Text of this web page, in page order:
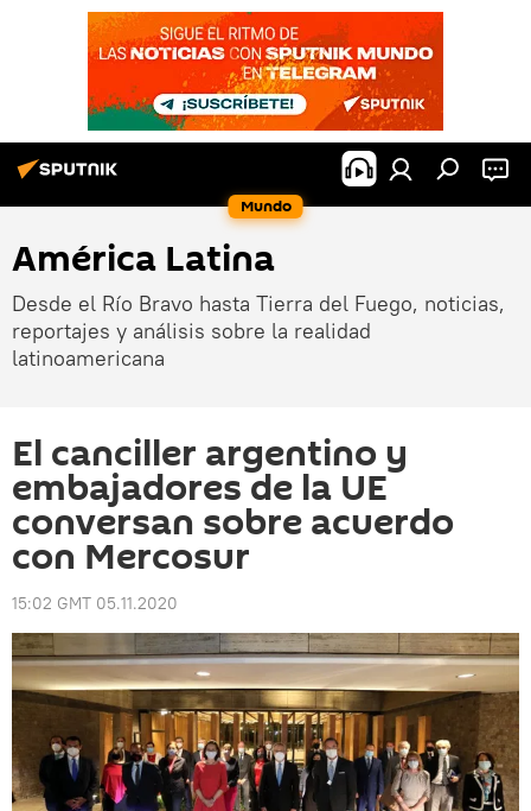
Mundo
América Latina
Desde el Río Bravo hasta Tierra del Fuego, noticias,
reportajes y análisis sobre la realidad
latinoamericana
El canciller argentino y
embajadores de la UE
conversan sobre acuerdo
con Mercosur
15:02 GMT 05.11.2020